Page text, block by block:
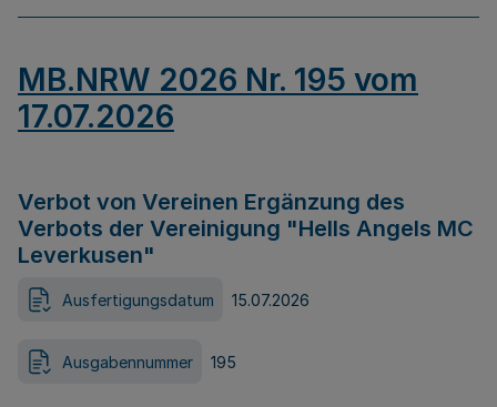
MB.NRW 2026 Nr. 195 vom
17.07.2026
Verbot von Vereinen Ergänzung des
Verbots der Vereinigung "Hells Angels MC
Leverkusen"
Ausfertigungsdatum 15.07.2026
Ausgabennummer 195